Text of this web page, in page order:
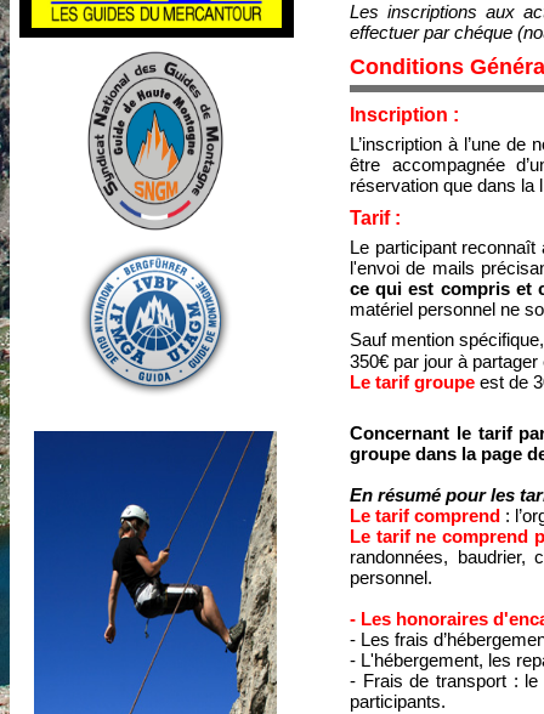
Les inscriptions aux
effectuer par chéque
Conditions
Inscription :
L’inscription à l’une de
être accompagnée
réservation que dans la
Tarif :
Le participant
l'envoi de mails
ce qui est compris et
matériel personnel ne
Sauf mention
350€ par jour à
Le tarif groupe est de
Concernant le tarif
groupe dans la page
En résumé pour les
Le tarif comprend :
Le tarif ne comprend
randonnées,
personnel.
- Les honoraires
- Les frais
- L'hébergement, les
- Frais de transport : le
participants.